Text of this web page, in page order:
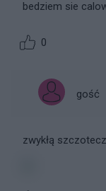
bedziem sie
0
gość
zwykłą